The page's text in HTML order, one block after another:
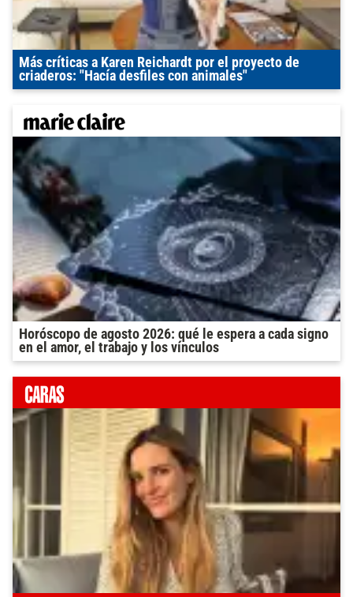
Más críticas a Karen Reichardt por el proyecto de
criaderos: "Hacía desfiles con animales"
Horóscopo de agosto 2026: qué le espera a cada signo
en el amor, el trabajo y los vínculos